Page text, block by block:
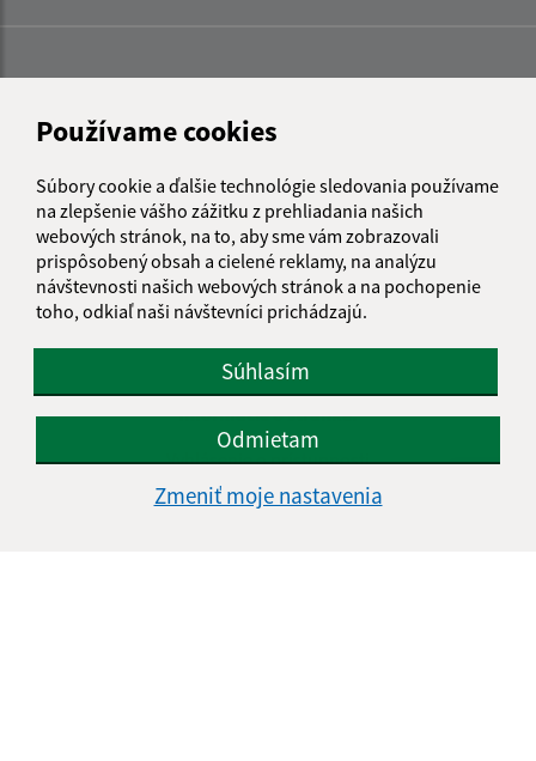
Používame cookies
Súbory cookie a ďalšie technológie sledovania používame
na zlepšenie vášho zážitku z prehliadania našich
webových stránok, na to, aby sme vám zobrazovali
prispôsobený obsah a cielené reklamy, na analýzu
návštevnosti našich webových stránok a na pochopenie
toho, odkiaľ naši návštevníci prichádzajú.
Súhlasím
Odmietam
Zmeniť moje nastavenia
Informácie o stránke:
Vyhlásenie o prístupnosti
Autorské práva